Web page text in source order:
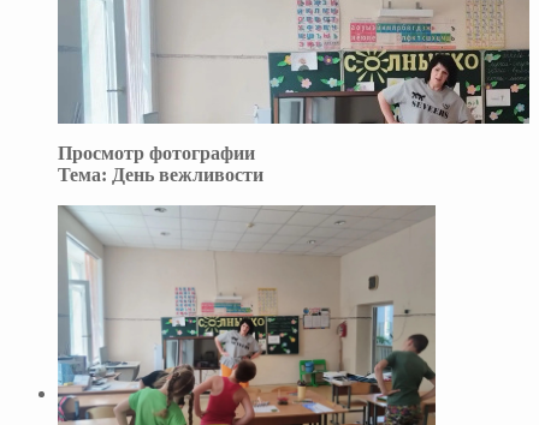
Просмотр фотографии
Тема: День вежливости